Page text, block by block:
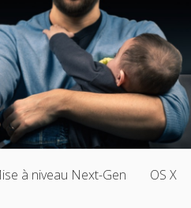
à niveau Next-Gen OS X